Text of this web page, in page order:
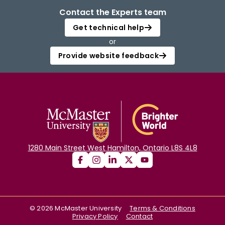
Contact the Experts team
Get technical help
or
Provide website feedback
1280 Main Street West Hamilton, Ontario L8S 4L8
©2026 McMaster University
Terms & Conditions
Privacy Policy
Contact